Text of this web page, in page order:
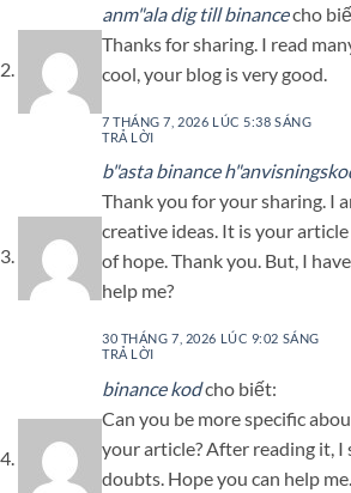
anm"ala dig till binancecho
Thanks for sharing. I read
cool, your blog is very good.
7 THÁNG 7, 2026 LÚC 5:38 SÁNG
TRẢ LỜI
b"asta binance
Thank you for your sharing. I
creative ideas. It is your
of hope. Thank you. But, I
help me?
30 THÁNG 7, 2026 LÚC 9:02 SÁNG
TRẢ LỜI
binance kodcho biết:
Can you be more specific
your article? After reading it, I
doubts. Hope you can help me.